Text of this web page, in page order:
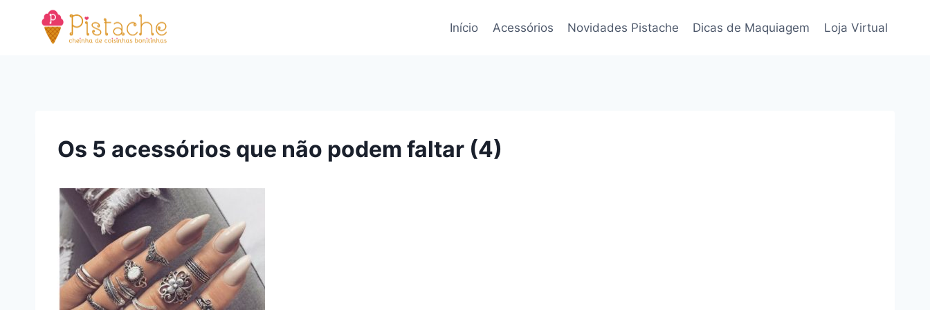
Início Acessórios Novidades Pistache Dicas de Maquiagem Loja Virtual
Os 5 acessórios que não podem faltar (4)